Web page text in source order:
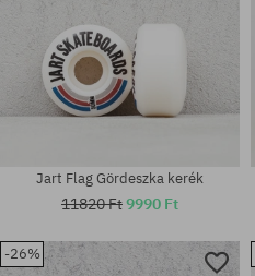
Elérhető méretek:
Jart Flag Gördeszka kerék
11820 Ft9990 Ft
-26%